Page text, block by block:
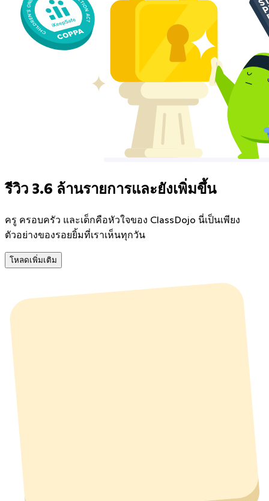
รีวิว 3.6 ล้านรายการและยังเพิ่มขึ้น
ครู ครอบครัว และเด็กคือหัวใจของ ClassDojo นี่เป็นเพียง
ตัวอย่างของรอยยิ้มที่เราเห็นทุกวัน
โหลดเพิ่มเติม